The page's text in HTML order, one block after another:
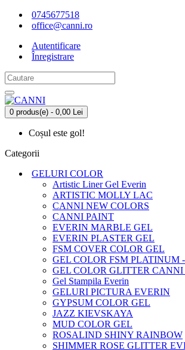
0745677518
office@canni.ro
Autentificare
Înregistrare
0 produs(e) - 0,00 Lei
Coșul este gol!
Categorii
GELURI COLOR
Artistic Liner Gel Everin
ARTISTIC MOLLY LAC
CANNI NEW COLORS
CANNI PAINT
EVERIN MARBLE GEL
EVERIN PLASTER GEL
FSM COVER COLOR GEL
GEL COLOR FSM PLATINUM
GEL COLOR GLITTER CANNI
Gel Stampila Everin
GELURI PICTURA EVERIN
GYPSUM COLOR GEL
JAZZ KIEVSKAYA
MUD COLOR GEL
ROSALIND SHINY RAINBOW
SHIMMER ROSE GLITTER